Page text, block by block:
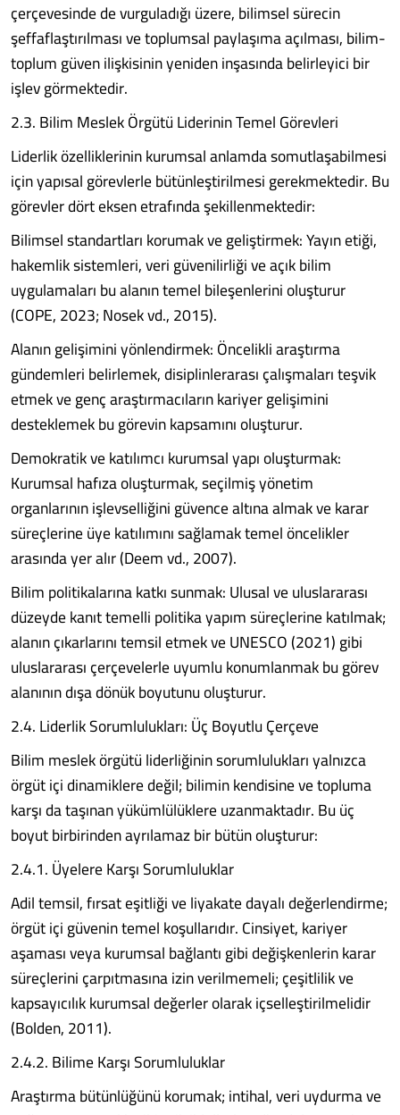
çerçevesinde de vurguladığı üzere, bilimsel sürecin
şeffaflaştırılması ve toplumsal paylaşıma açılması, bilim-
toplum güven ilişkisinin yeniden inşasında belirleyici bir
işlev görmektedir.
2.3. Bilim Meslek Örgütü Liderinin Temel Görevleri
Liderlik özelliklerinin kurumsal anlamda somutlaşabilmesi
için yapısal görevlerle bütünleştirilmesi gerekmektedir. Bu
görevler dört eksen etrafında şekillenmektedir:
Bilimsel standartları korumak ve geliştirmek: Yayın etiği,
hakemlik sistemleri, veri güvenilirliği ve açık bilim
uygulamaları bu alanın temel bileşenlerini oluşturur
(COPE, 2023; Nosek vd., 2015).
Alanın gelişimini yönlendirmek: Öncelikli araştırma
gündemleri belirlemek, disiplinlerarası çalışmaları teşvik
etmek ve genç araştırmacıların kariyer gelişimini
desteklemek bu görevin kapsamını oluşturur.
Demokratik ve katılımcı kurumsal yapı oluşturmak:
Kurumsal hafıza oluşturmak, seçilmiş yönetim
organlarının işlevselliğini güvence altına almak ve karar
süreçlerine üye katılımını sağlamak temel öncelikler
arasında yer alır (Deem vd., 2007).
Bilim politikalarına katkı sunmak: Ulusal ve uluslararası
düzeyde kanıt temelli politika yapım süreçlerine katılmak;
alanın çıkarlarını temsil etmek ve UNESCO (2021) gibi
uluslararası çerçevelerle uyumlu konumlanmak bu görev
alanının dışa dönük boyutunu oluşturur.
2.4. Liderlik Sorumlulukları: Üç Boyutlu Çerçeve
Bilim meslek örgütü liderliğinin sorumlulukları yalnızca
örgüt içi dinamiklere değil; bilimin kendisine ve topluma
karşı da taşınan yükümlülüklere uzanmaktadır. Bu üç
boyut birbirinden ayrılamaz bir bütün oluşturur:
2.4.1. Üyelere Karşı Sorumluluklar
Adil temsil, fırsat eşitliği ve liyakate dayalı değerlendirme;
örgüt içi güvenin temel koşullarıdır. Cinsiyet, kariyer
aşaması veya kurumsal bağlantı gibi değişkenlerin karar
süreçlerini çarpıtmasına izin verilmemeli; çeşitlilik ve
kapsayıcılık kurumsal değerler olarak içselleştirilmelidir
(Bolden, 2011).
2.4.2. Bilime Karşı Sorumluluklar
Araştırma bütünlüğünü korumak; intihal, veri uydurma ve